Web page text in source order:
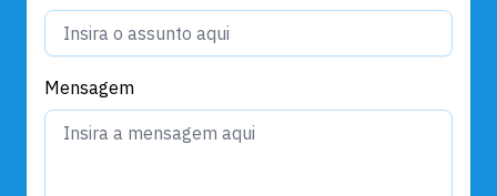
Mensagem